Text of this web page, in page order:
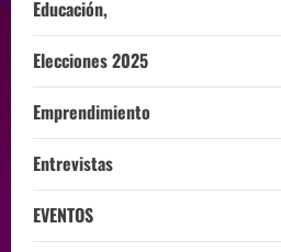
Educación,
Elecciones 2025
Emprendimiento
Entrevistas
EVENTOS